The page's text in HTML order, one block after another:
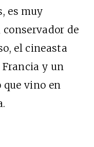
es muy
conservador de
el cineasta
Francia y un
que vino en